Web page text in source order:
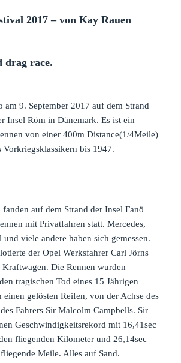
2017 – von Kay Rauen
drag race.
am 9. September 2017 auf dem Strand
Insel Röm in Dänemark. Es ist ein
von einer 400m Distance(1/4Meile)
Vorkriegsklassikern bis 1947.
auf dem Strand der Insel Fanö
mit Privatfahren statt. Mercedes,
viele andere haben sich gemessen.
der Opel Werksfahrer Carl Jörns
Kraftwagen. Die Rennen wurden
tragischen Tod eines 15 Jährigen
einen gelösten Reifen, von der Achse des
Fahrers Sir Malcolm Campbells. Sir
Geschwindigkeitsrekord mit 16,41sec
fliegenden Kilometer und 26,14sec
Meile. Alles auf Sand.